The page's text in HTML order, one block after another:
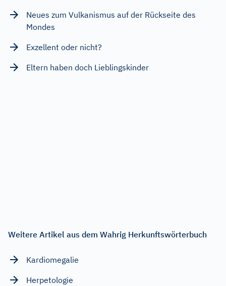
Neues zum Vulkanismus auf der Rückseite des
Mondes
Exzellent oder nicht?
Eltern haben doch Lieblingskinder
Weitere Artikel aus dem Wahrig Herkunftswörterbuch
Kardiomegalie
Herpetologie